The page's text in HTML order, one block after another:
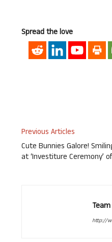
Spread the love
Previous Articles
Cute Bunnies Galore!
at ‘Investiture Ceremony’
http://